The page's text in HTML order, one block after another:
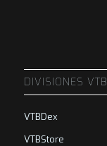
DIVISIONES VTB
VTBDex
VTBStore